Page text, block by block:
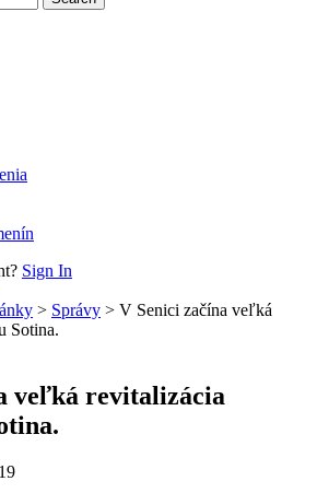
Sign In
> Správy > V Senici začína veľká
Sotina.
veľká revitalizácia